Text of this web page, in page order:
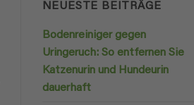
NEUESTE BEITRÄGE
Bodenreiniger gegen
Uringeruch: So entfernen Sie
Katzenurin und Hundeurin
dauerhaft